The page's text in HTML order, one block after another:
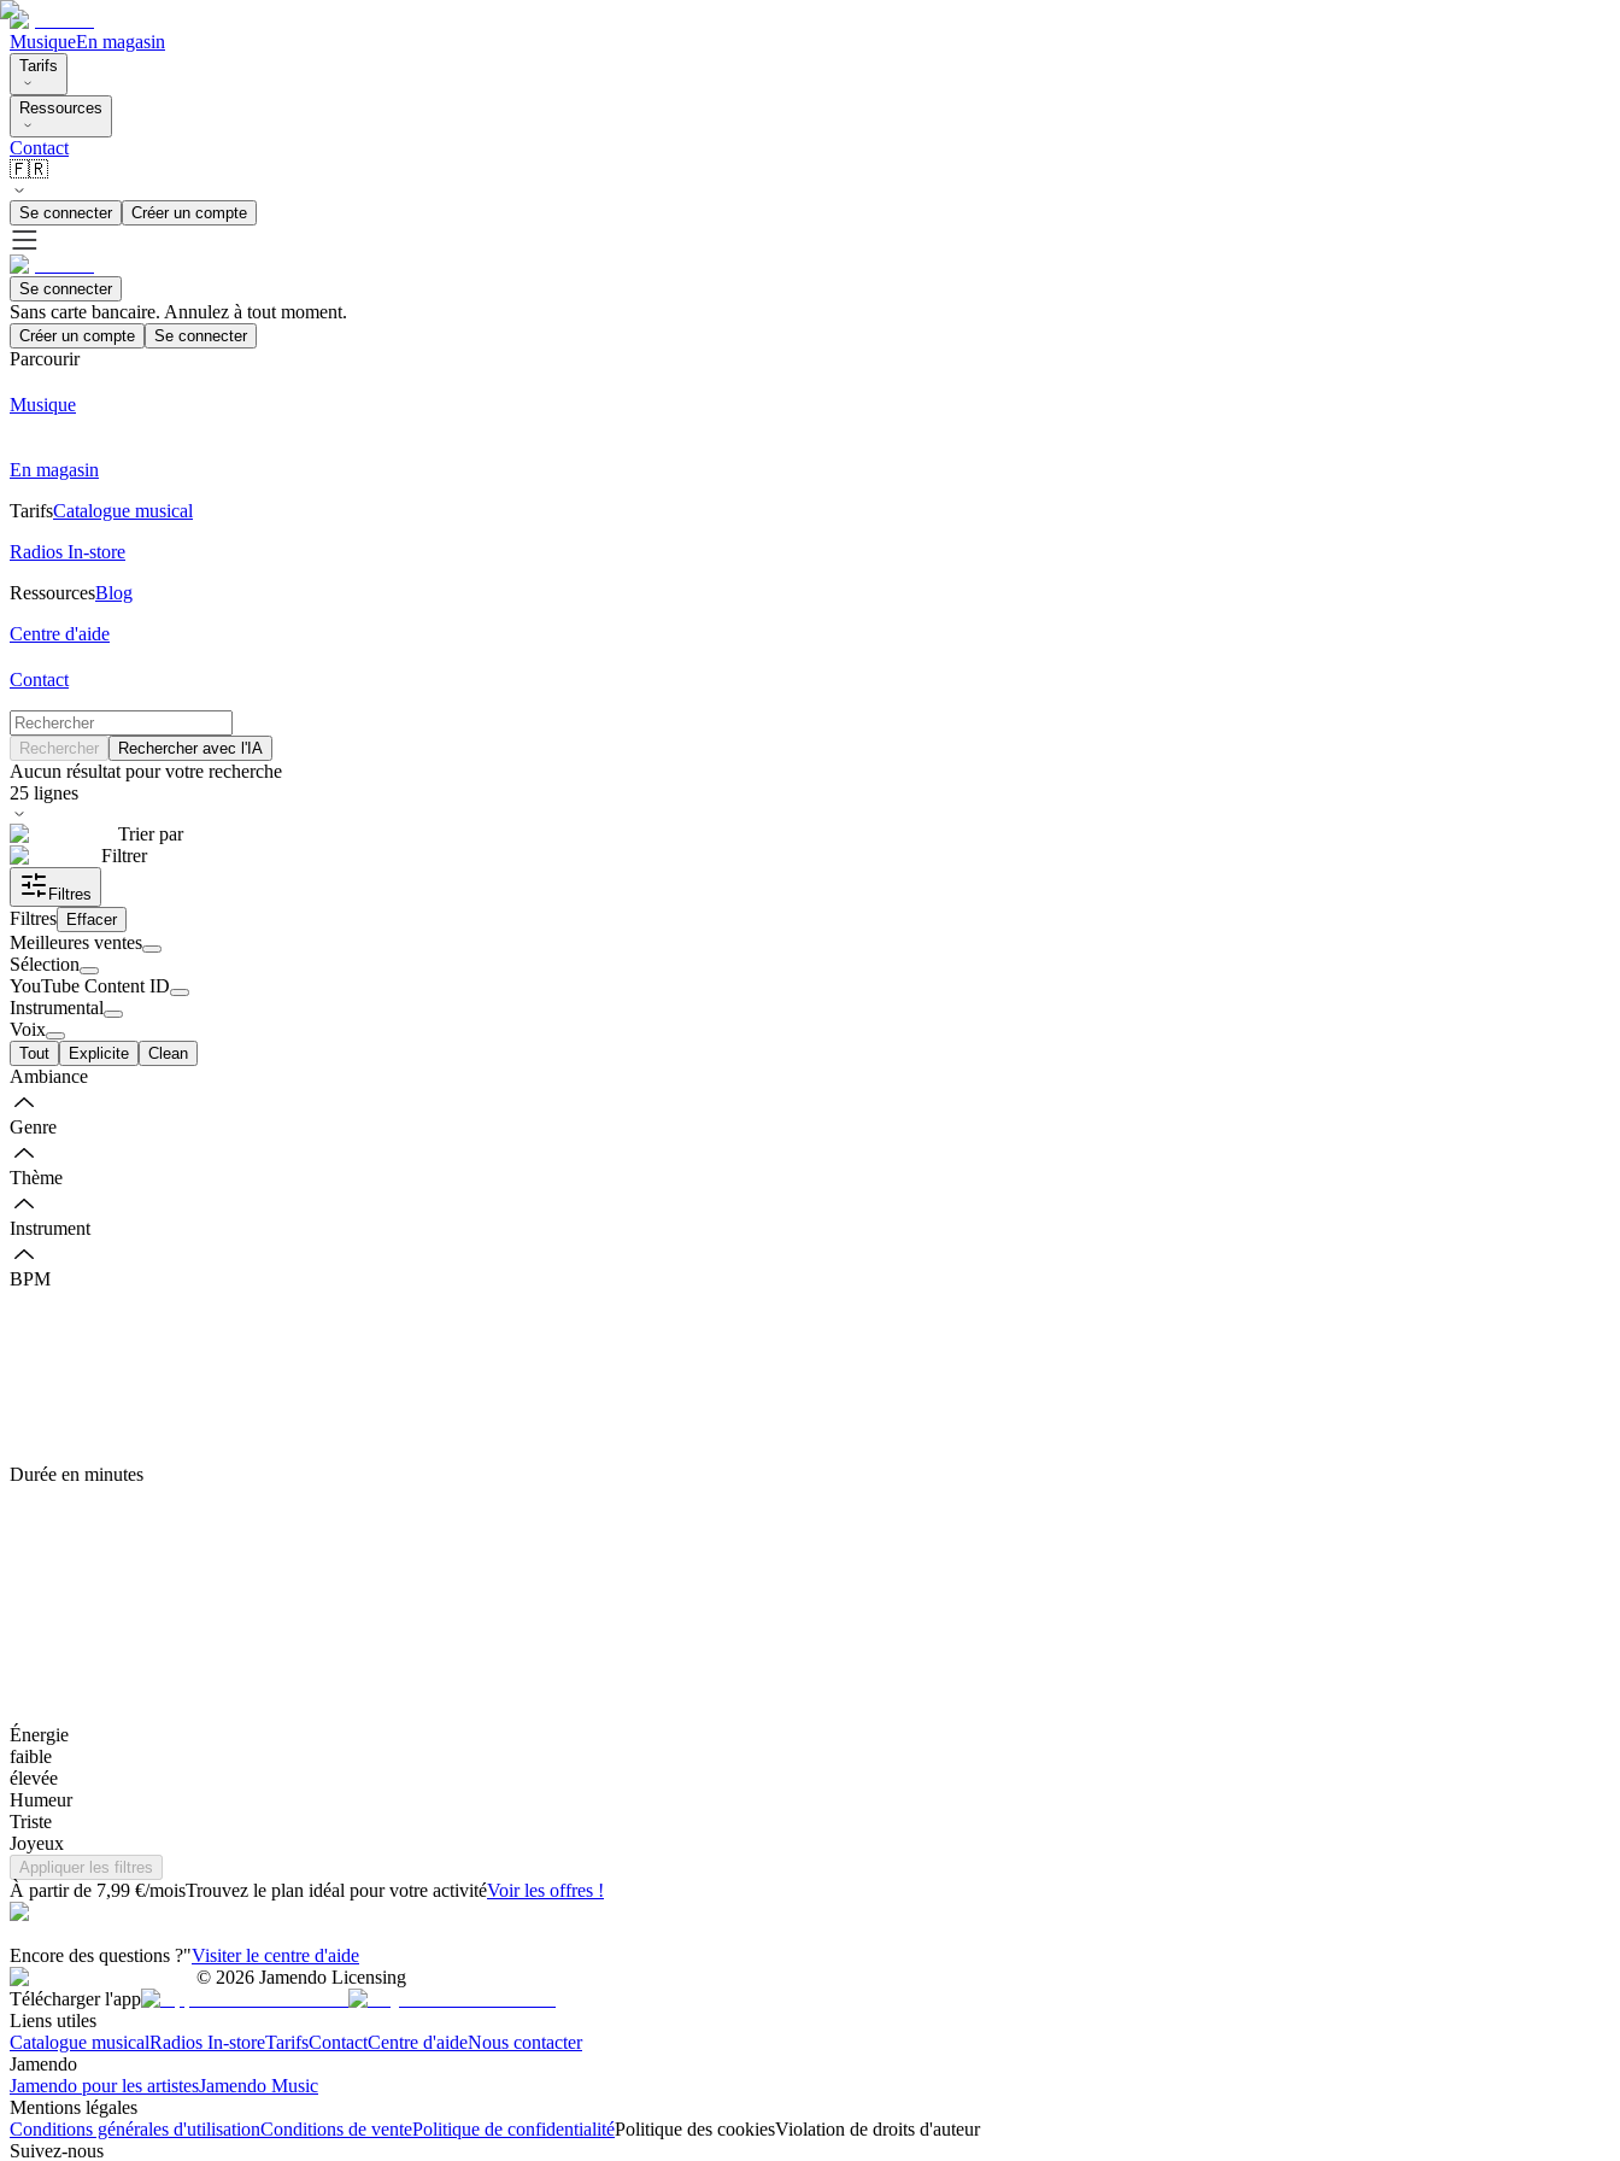
MusiqueEn magasin
Tarifs
Ressources
Contact
🇫🇷
Se connecter Créer un compte
Se connecter
Sans carte bancaire. Annulez à tout moment.
Créer un compte Se connecter
Parcourir
Musique
En magasin
TarifsCatalogue musical
Radios In-store
RessourcesBlog
Centre d'aide
Contact
Rechercher Rechercher avec l'IA
Aucun résultat pour votre recherche
25 lignes
Trier par
Filtrer
Filtres
Filtres Effacer
Meilleures ventes
Sélection
YouTube Content ID
Instrumental
Voix
Tout Explicite Clean
Ambiance
Genre
Thème
Instrument
BPM
Durée en minutes
Énergie
faible
élevée
Humeur
Triste
Joyeux
Appliquer les filtres
À partir de 7,99 €/moisTrouvez le plan idéal pour votre activitéVoir les offres !
Encore des questions ?"Visiter le centre d'aide
© 2026 Jamendo Licensing
Télécharger l'app
Liens utiles
Catalogue musicalRadios In-storeTarifsContactCentre d'aideNous contacter
Jamendo
Jamendo pour les artistesJamendo Music
Mentions légales
Conditions générales d'utilisationConditions de ventePolitique de confidentialitéPolitique des cookiesViolation de droits d'auteur
Suivez-nous